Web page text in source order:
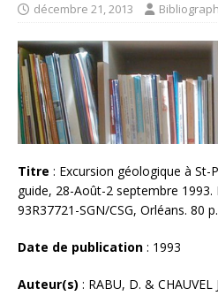
décembre 21, 2013
Titre : Excursion géologique à
guide, 28-Août-2 septembre 1993.
93R37721-SGN/CSG, Orléans. 80
Date de publication : 1993
Auteur(s) : RABU, D. & CHAUVEL